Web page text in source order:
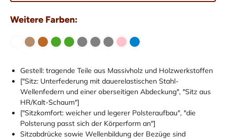
Weitere Farben:
Gestell: tragende Teile aus Massivholz und Holzwerkstoffen
["Sitz: Unterfederung mit dauerelastischen Stahl-
Wellenfedern und einer oberseitigen Abdeckung", "Sitz aus
HR/Kalt-Schaum"]
["Sitzkomfort: weicher und legerer Polsteraufbau", "die
Polsterung passt sich der Körperform an"]
Sitzabdrücke sowie Wellenbildung der Bezüge sind